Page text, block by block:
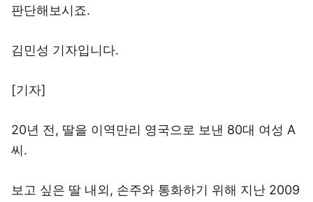
판단해보시죠.
김민성 기자입니다.
[기자]
20년 전, 딸을 이역만리 영국으로 보낸 80대 여성 A
씨.
보고 싶은 딸 내외, 손주와 통화하기 위해 지난 2009